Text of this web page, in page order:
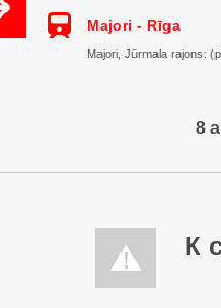
Majori - Rīga
Majori, Jūrmala rajons:
8
К